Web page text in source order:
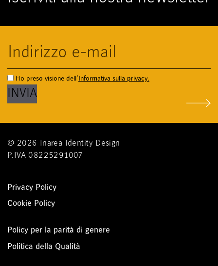
Airfire
Ho preso visione dell'Informativa sulla privacy.
© 2026 Inarea Identity Design
P.IVA 08225291007
Privacy Policy
Cookie Policy
Policy per la parità di genere
Politica della Qualità